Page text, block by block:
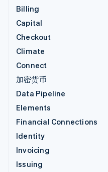
Billing
Capital
Checkout
Climate
Connect
加密货币
Data Pipeline
Elements
Financial Connections
Identity
Invoicing
Issuing